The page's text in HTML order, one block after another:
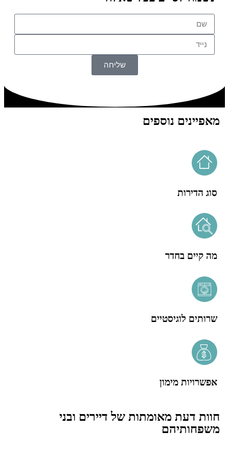
שליחה
מאפיינים נוספים
סוג הדירות
מה קיים בחדר
שרותים לוגיסטיים
אפשרויות מימון
חוות דעת מאומתות של דיירים ובני
משפחותיהם